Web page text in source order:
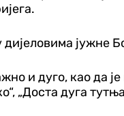
дијеловима јужне
и дуго, као да
„Доста дуга